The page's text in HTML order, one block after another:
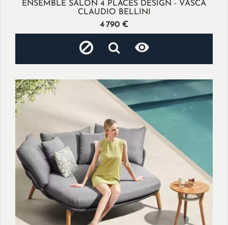
ENSEMBLE SALON 4 PLACES DESIGN - VASCA
CLAUDIO BELLINI
Prix
4 790 €
